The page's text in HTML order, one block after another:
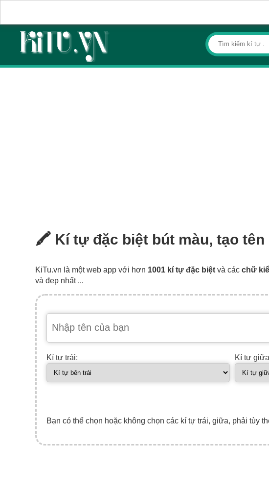
🖍️ Kí tự đặc biệt bút màu, tạo tên
KiTu.vn là một web app với hơn 1001 kí tự đặc biệt và các chữ
và đẹp nhất ...
Kí tự trái: Kí tự
Bạn có thể chọn hoặc không chọn các kí tự trái, giữa, phải tùy